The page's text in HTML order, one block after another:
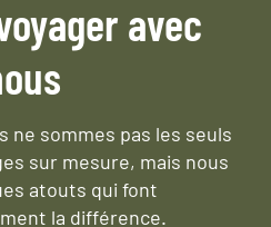
avec
ne sommes pas les seuls
sur mesure, mais nous
atouts qui font
la différence.